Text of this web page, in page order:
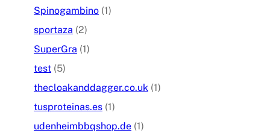
Spinogambino (1)
sportaza (2)
SuperGra (1)
test (5)
thecloakanddagger.co.uk (1)
tusproteinas.es (1)
udenheimbbqshop.de (1)